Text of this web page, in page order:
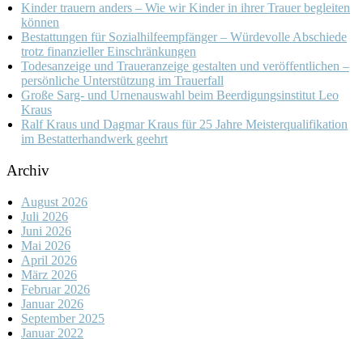
Kinder trauern anders – Wie wir Kinder in ihrer Trauer begleiten
können
Bestattungen für Sozialhilfeempfänger – Würdevolle Abschiede
trotz finanzieller Einschränkungen
Todesanzeige und Traueranzeige gestalten und veröffentlichen –
persönliche Unterstützung im Trauerfall
Große Sarg- und Urnenauswahl beim Beerdigungsinstitut Leo
Kraus
Ralf Kraus und Dagmar Kraus für 25 Jahre Meisterqualifikation
im Bestatterhandwerk geehrt
Archiv
August 2026
Juli 2026
Juni 2026
Mai 2026
April 2026
März 2026
Februar 2026
Januar 2026
September 2025
Januar 2022